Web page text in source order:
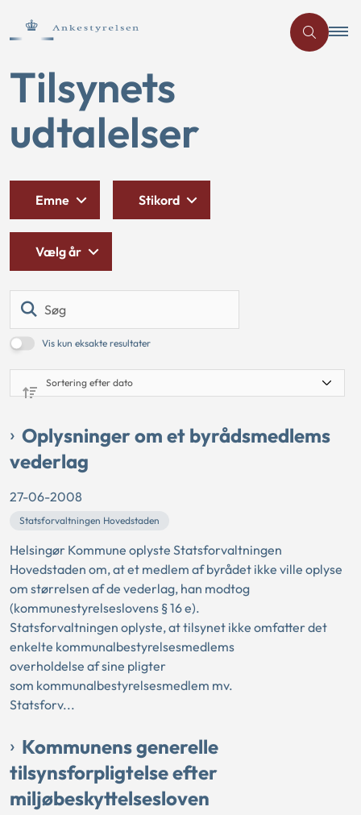
Tilsynets
udtalelser
Vis kun eksakte resultater
Emne Stikord
Vælg år
Oplysninger om et byrådsmedlems
vederlag
27-06-2008
Statsforvaltningen Hovedstaden
Helsingør Kommune oplyste Statsforvaltningen
Hovedstaden om, at et medlem af byrådet ikke ville oplyse
om størrelsen af de vederlag, han modtog
(kommunestyrelseslovens § 16 e).
Statsforvaltningen oplyste, at tilsynet ikke omfatter det
enkelte kommunalbestyrelsesmedlems
overholdelse af sine pligter
som kommunalbestyrelsesmedlem mv.
Statsforv...
Kommunens generelle
tilsynsforpligtelse efter
miljøbeskyttelsesloven